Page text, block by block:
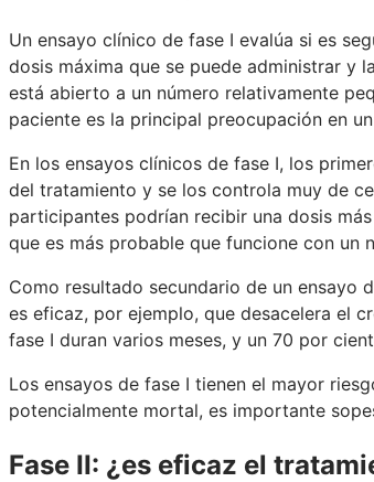
Un ensayo clínico de fase I evalúa si es
dosis máxima que se puede administrar y
está abierto a un número relativamente
paciente es la principal preocupación en
En los ensayos clínicos de fase I, los
del tratamiento y se los controla muy de
participantes podrían recibir una dosis
que es más probable que funcione con un
Como resultado secundario de un ensayo
es eficaz, por ejemplo, que desacelera el
fase I duran varios meses, y un 70 por
Los ensayos de fase I tienen el mayor
potencialmente mortal, es importante
Fase II: ¿es eficaz el